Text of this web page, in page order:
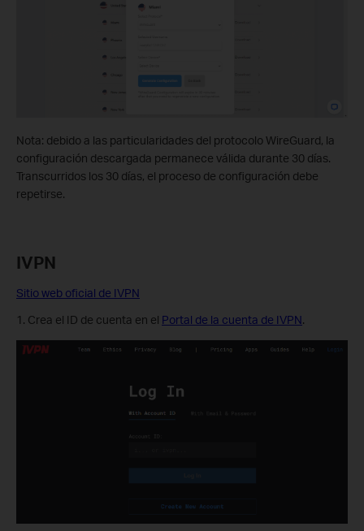
Nota: debido a las particularidades del protocolo WireGuard, la
configuración descargada permanece válida durante 30 días.
Transcurridos los 30 días, el proceso de configuración debe
repetirse.
IVPN
Sitio web oficial de IVPN
1. Crea el ID de cuenta en el Portal de la cuenta de IVPN.